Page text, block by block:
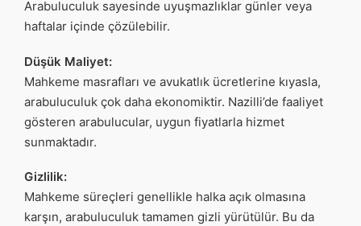
Arabuluculuk sayesinde uyuşmazlıklar günler veya
haftalar içinde çözülebilir.
Düşük Maliyet:
Mahkeme masrafları ve avukatlık ücretlerine kıyasla,
arabuluculuk çok daha ekonomiktir. Nazilli’de faaliyet
gösteren arabulucular, uygun fiyatlarla hizmet
sunmaktadır.
Gizlilik:
Mahkeme süreçleri genellikle halka açık olmasına
karşın, arabuluculuk tamamen gizli yürütülür. Bu da